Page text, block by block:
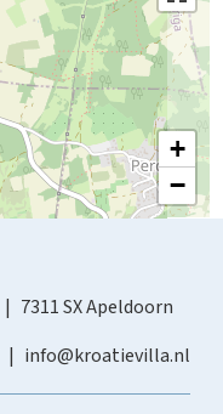
+
−
7311 SX Apeldoorn
info@kroatievilla.nl